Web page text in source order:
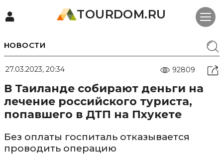
TOURDOM.RU
НОВОСТИ
27.03.2023, 20:34 92809
В Таиланде собирают деньги на
лечение российского туриста,
попавшего в ДТП на Пхукете
Без оплаты госпиталь отказывается
проводить операцию